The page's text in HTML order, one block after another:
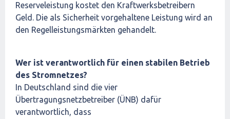
Reserveleistung kostet den Kraftwerksbetreibern
Geld. Die als Sicherheit vorgehaltene Leistung wird an
den Regelleistungsmärkten gehandelt.
Wer ist verantwortlich für einen stabilen Betrieb
des Stromnetzes?
In Deutschland sind die vier
Übertragungsnetzbetreiber (ÜNB) dafür
verantwortlich, dass